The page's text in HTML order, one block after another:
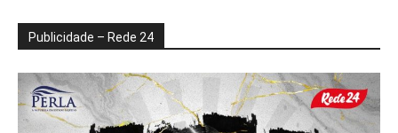
Publicidade – Rede 24